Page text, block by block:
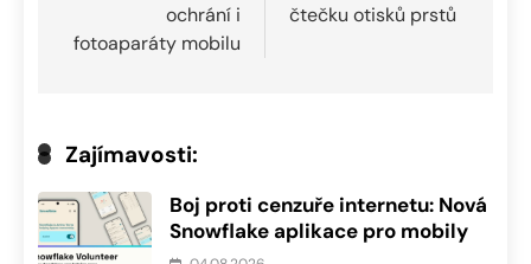
ochrání i
fotoaparáty mobilu
čtečku otisků prstů
Zajímavosti:
Boj proti cenzuře internetu: Nová
Snowflake aplikace pro mobily